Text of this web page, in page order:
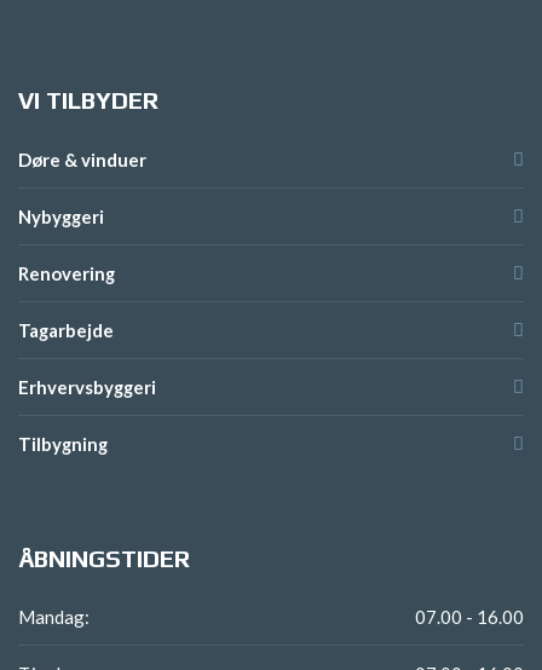
VI TILBYDER
Døre & vinduer
Nybyggeri
Renovering
Tagarbejde
Erhvervsbyggeri
Tilbygning
ÅBNINGSTIDER
Mandag: 07.00 - 16.00